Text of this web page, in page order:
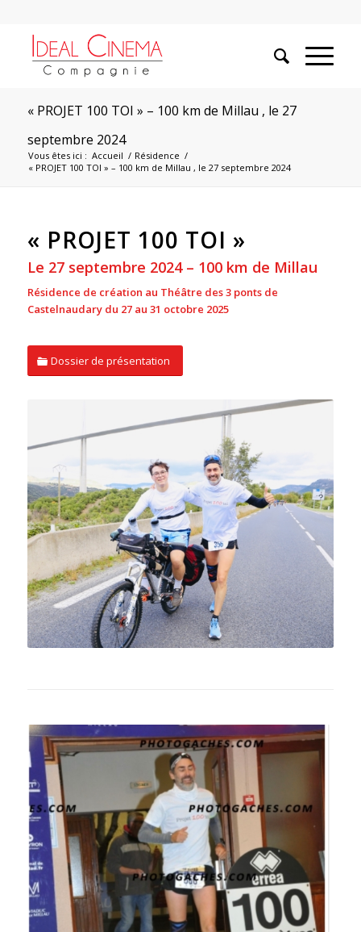
« PROJET 100 TOI » – 100 km de Millau , le 27
septembre 2024
Vous êtes ici : Accueil / Résidence /
« PROJET 100 TOI » – 100 km de Millau , le 27 septembre 2024
« PROJET 100 TOI »
Le 27 septembre 2024 – 100 km de Millau
Résidence de création au Théâtre des 3 ponts de
Castelnaudary du 27 au 31 octobre 2025
Dossier de présentation